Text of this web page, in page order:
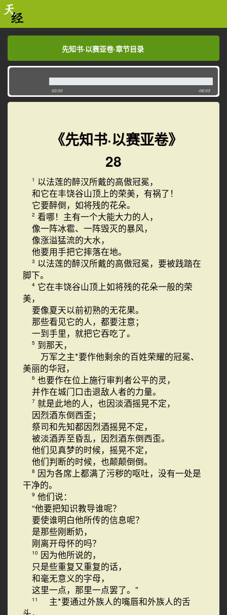
先知书·以赛亚卷·章节目录
先知书·以赛亚卷·章节目录
00:00 -06:03
《先知书·以赛亚卷》
28
1 以法莲的醉汉所戴的高傲冠冕，
和它在丰饶谷山顶上的荣美，有祸了！
它要醉倒，如将残的花朵。
2 看哪！主有一个大能大力的人，
像一阵冰雹、一阵毁灭的暴风，
像涨溢猛流的大水，
他要用手把它摔落在地。
3 以法莲的醉汉所戴的高傲冠冕，要被践踏在
脚下。
4 它在丰饶谷山顶上如将残的花朵一般的荣
美，
要像夏天以前初熟的无花果。
那些看见它的人，都要注意；
一到手里，就把它吞吃了。
5 到那天，
万军之主*要作他剩余的百姓荣耀的冠冕、
美丽的华冠，
6 也要作在位上施行审判者公平的灵，
并作在城门口击退敌人者的力量。
7 就是此地的人，也因淡酒摇晃不定，
因烈酒东倒西歪；
祭司和先知都因烈酒摇晃不定，
被淡酒弄至昏乱，因烈酒东倒西歪。
他们见真梦的时候，摇晃不定，
他们判断的时候，也颠颠倒倒。
8 因为各席上都满了污秽的呕吐，没有一处是
干净的。
9 他们说：
“他要把知识教导谁呢？
要使谁明白他所传的信息呢？
是那些刚断奶，
刚离开母怀的吗？
10 因为他所说的，
只是些重复又重复的话，
和毫无意义的字母，
这里一点，那里一点罢了。”
11
主*要通过外族人的嘴唇和外族人的舌